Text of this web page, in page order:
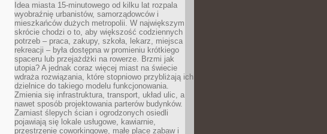
Idea miasta 15-minutowego od kilku lat rozpala
wyobraźnię urbanistów, samorządowców i
mieszkańców dużych metropolii. W największym
skrócie chodzi o to, aby większość codziennych
potrzeb – praca, zakupy, szkoła, lekarz, miejsca
rekreacji – była dostępna w promieniu krótkiego
spaceru lub przejażdżki na rowerze. Brzmi jak
utopia? A jednak coraz więcej miast na świecie
wdraża rozwiązania, które stopniowo przybliżają ich
dzielnice do takiego modelu funkcjonowania.
Zmienia się infrastruktura, transport, układ ulic, a
nawet sposób projektowania parterów budynków.
Zamiast ślepych ścian i ogrodzonych osiedli
pojawiają się lokale usługowe, kawiarnie,
przestrzenie coworkingowe, małe place zabaw i